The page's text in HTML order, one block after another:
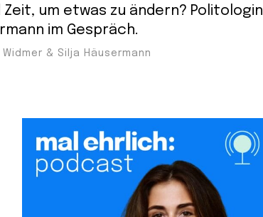
Zeit, um etwas zu ändern? Politologin
im Gespräch.
Widmer & Silja Häusermann